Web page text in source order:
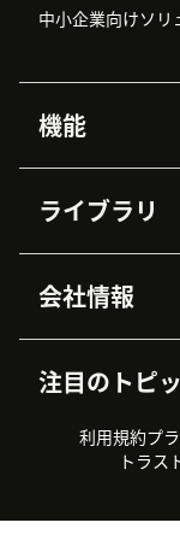
中小企業向けソリ
機能
Zendesk AI
高度なデータプラ
データ保護
ワークフォースマ
ライブラリ
APIと開発者向け情
AI研究
導入事例
トライアル体験と
会社情報
採用情報
サステナビリティ
注目のトピ
CX Trends 2026
カスタマーサポー
利用規約プ
トラス